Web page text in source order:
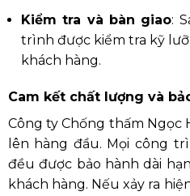
Kiểm tra và bàn giao:
trình được kiểm tra kỹ
khách hàng.
Cam kết chất lượng và
Công ty Chống thấm Ngọc
lên hàng đầu. Mọi công
đều được bảo hành dài
khách hàng. Nếu xảy ra